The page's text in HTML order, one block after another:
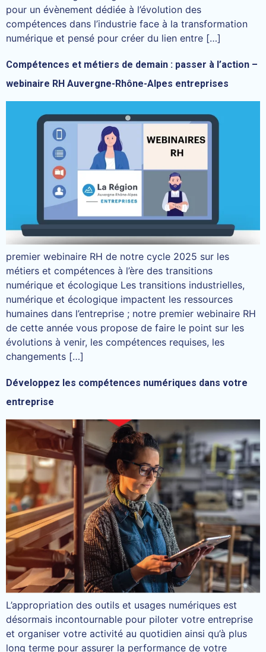
pour un évènement dédiée à l’évolution des
compétences dans l’industrie face à la transformation
numérique et pensé pour créer du lien entre […]
Compétences et métiers de demain : passer à l’action –
webinaire RH Auvergne-Rhône-Alpes entreprises
premier webinaire RH de notre cycle 2025 sur les
métiers et compétences à l’ère des transitions
numérique et écologique Les transitions industrielles,
numérique et écologique impactent les ressources
humaines dans l’entreprise ; notre premier webinaire RH
de cette année vous propose de faire le point sur les
évolutions à venir, les compétences requises, les
changements […]
Développez les compétences numériques dans votre
entreprise
L’appropriation des outils et usages numériques est
désormais incontournable pour piloter votre entreprise
et organiser votre activité au quotidien ainsi qu’à plus
long terme pour assurer la performance de votre